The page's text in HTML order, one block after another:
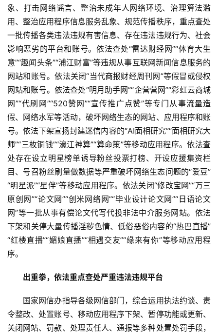
象、打击网络谣言、整治未成年人网络环境、治理算法滥
用、整治应用程序信息服务乱象、规范传播秩序，重点查处
一批传播各类违法违规有害信息、存在违法违规行为、社会
影响恶劣的平台和账号。依法查处“雷达财经网”“体育大生
意”“趣闻头条”“浦江财富”等违规从事互联网新闻信息服务的
网站和账号。依法关闭“当代商报财经周刊网”等假冒或侵权
网站和账号。依法查处“明月助手网”“企营营网”“彩虹云商城
网”“代刷网”“520赞网”“宣传推广点赞”等专门从事流量造
假、网络水军等活动，破坏网络生态的网站、应用程序和账
号。依法下架宣扬封建迷信内容的“AI面相研究”“面相研究大
师”“三枚铜钱”“濠江神算”“算命策”等移动应用程序。依法查
处存在设立明星榜单诱导粉丝投票打榜、开设应援集资栏
目、号召粉丝刷量做数据等严重破坏网络生态问题的“爱豆”
“明星派”“星伴”等移动应用程序。依法关闭“修改宝网”“万三
原创网”“论文网”“创米网络网”“毕业设计论文网”“日语论文
网”等一批从事有偿论文代写代投非法中介服务网站。依法
下架和关停大量传播淫秽色情、低俗恶俗内容的“热巴直播”
“红楼直播”“媚娘直播”“相遇交友”“缘来有你”等移动应用程
序。
出重拳，依法重点查处严重违法违规平台
国家网信办指导各级网信部门，综合运用执法约谈、责
令整改、处置账号、移动应用程序下架、暂停功能或更新、
关闭网站、罚款、处理责任人、通报等多种处置处罚手段，